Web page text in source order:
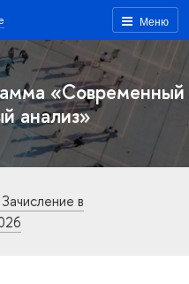
Меню
«Современный
анализ»
в